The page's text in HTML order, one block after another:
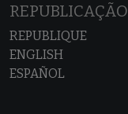
REPUBLICAÇÃO
REPUBLIQUE
ENGLISH
ESPAÑOL